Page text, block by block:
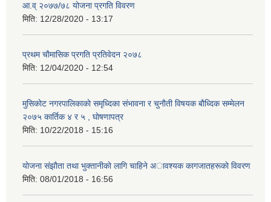
आ.व् २०७७/७८ योजना प्रगति विवरण
मिति: 12/28/2020 - 13:17
प्रथम चाैमासिक प्रगति प्रतिवेदन २०७८
मिति: 12/04/2020 - 12:54
मुसिकाेट नगरपालिकाकाे समृध्दिका संभावना र चुनाैती विषयक बाैध्दिक सम्मेलन
२०७५ कार्तिक ४ र ५ , घाेषणापत्र
मिति: 10/22/2018 - 15:16
याेजना संझाैता तथा भुक्तानीकाे लागि चाहिने अावश्यक कागजातहरूकाे विवरण
मिति: 08/01/2018 - 16:56